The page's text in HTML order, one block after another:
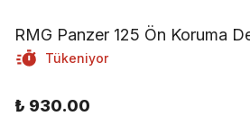
RMG Panzer 125 Ön Koruma
Tükeniyor
₺ 930.00